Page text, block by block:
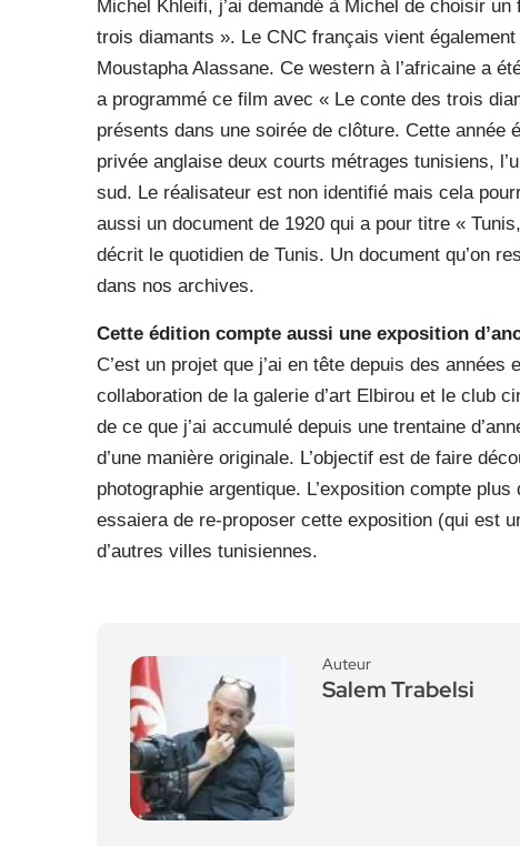
Michel Khleifi, j’ai demandé à Michel de choisir
trois diamants ». Le CNC français vient
Moustapha Alassane. Ce western à l’africaine a
a programmé ce film avec « Le conte des trois
présents dans une soirée de clôture. Cette année
privée anglaise deux courts métrages tunisiens,
sud. Le réalisateur est non identifié mais cela
aussi un document de 1920 qui a pour titre «
décrit le quotidien de Tunis. Un document qu’on
dans nos archives.
Cette édition compte aussi une exposition
C’est un projet que j’ai en tête depuis des
collaboration de la galerie d’art Elbirou et le club
de ce que j’ai accumulé depuis une trentaine
d’une manière originale. L’objectif est de faire
photographie argentique. L’exposition compte
essaiera de re-proposer cette exposition (qui est
d’autres villes tunisiennes.
Auteur
Salem Trabelsi